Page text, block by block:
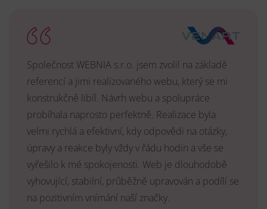
Společnost WEBNIA s.r.o. jsem zvolil na základě
referencí a jimi realizovaného webu, který se mi
konstrukčně libíl. Návrh webu a spolupráce
probíhala naprosto perfektně. Realizace byla
velmi rychlá a efektivní, kdy odpovědi na otázky,
úpravy a reakce byly vždy v řádu hodin a vše se
vyřešilo k mé spokojenosti. Web je dlouhodobě
vyhovující, stabilní, průběžně upravován a podílí se
na pozitivním vnímání naší značky.